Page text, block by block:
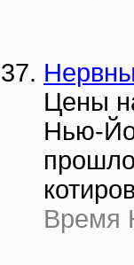
Цены
Нью-
Время